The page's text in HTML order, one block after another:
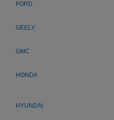
FORD
GEELY
GMC
HONDA
HYUNDAI